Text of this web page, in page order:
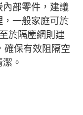
部零件，建議
一般家庭可於
於隔塵網則建
確保有效阻隔空
。